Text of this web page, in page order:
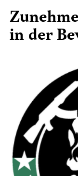
in der